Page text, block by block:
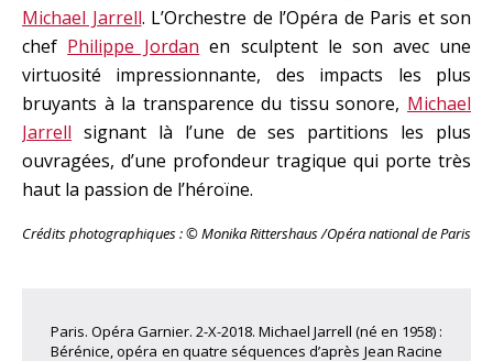
Michael Jarrell. L’Orchestre de l’Opéra de Paris et son
chef Philippe Jordan en sculptent le son avec une
virtuosité impressionnante, des impacts les plus
bruyants à la transparence du tissu sonore, Michael
Jarrell signant là l’une de ses partitions les plus
ouvragées, d’une profondeur tragique qui porte très
haut la passion de l’héroïne.
Crédits photographiques : © Monika Rittershaus /Opéra national de Paris
Paris. Opéra Garnier. 2-X-2018. Michael Jarrell (né en 1958) :
Bérénice, opéra en quatre séquences d’après Jean Racine